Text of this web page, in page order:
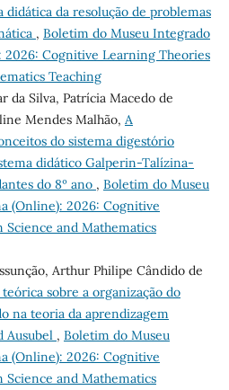
didática da resolução de problemas
, Boletim do Museu Integrado
2026: Cognitive Learning Theories
Teaching
da Silva, Patrícia Macedo de
Mendes Malhão, A
do sistema digestório
didático Galperin-Talízina-
do 8º ano , Boletim do Museu
(Online): 2026: Cognitive
and Mathematics
Arthur Philipe Cândido de
teórica sobre a organização do
na teoria da aprendizagem
Ausubel , Boletim do Museu
(Online): 2026: Cognitive
and Mathematics